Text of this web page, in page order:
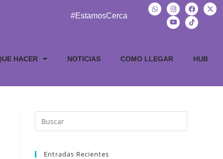
#EstamosCerca
HACER NOTICIAS COMO LLEGAR HUB
Entradas Recientes